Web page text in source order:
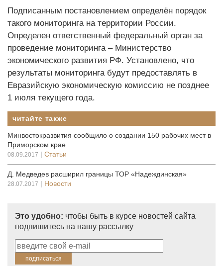
Подписанным постановлением определён порядок
такого мониторинга на территории России.
Определен ответственный федеральный орган за
проведение мониторинга – Министерство
экономического развития РФ. Установлено, что
результаты мониторинга будут предоставлять в
Евразийскую экономическую комиссию не позднее
1 июля текущего года.
читайте также
Минвостокразвития сообщило о создании 150 рабочих мест в
Приморском крае
08.09.2017 | Статьи
Д. Медведев расширил границы ТОР «Надеждинская»
28.07.2017 | Новости
Это удобно: чтобы быть в курсе новостей сайта
подпишитесь на нашу рассылку